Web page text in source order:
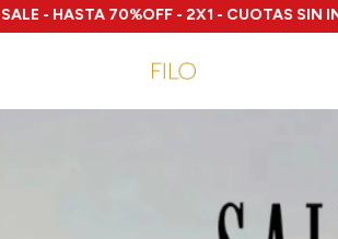
70%OFF - 2X1 - CUOTAS SIN INTERÉS 🔥